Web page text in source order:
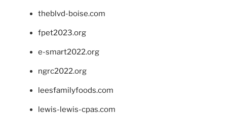
theblvd-boise.com
fpet2023.org
e-smart2022.org
ngrc2022.org
leesfamilyfoods.com
lewis-lewis-cpas.com